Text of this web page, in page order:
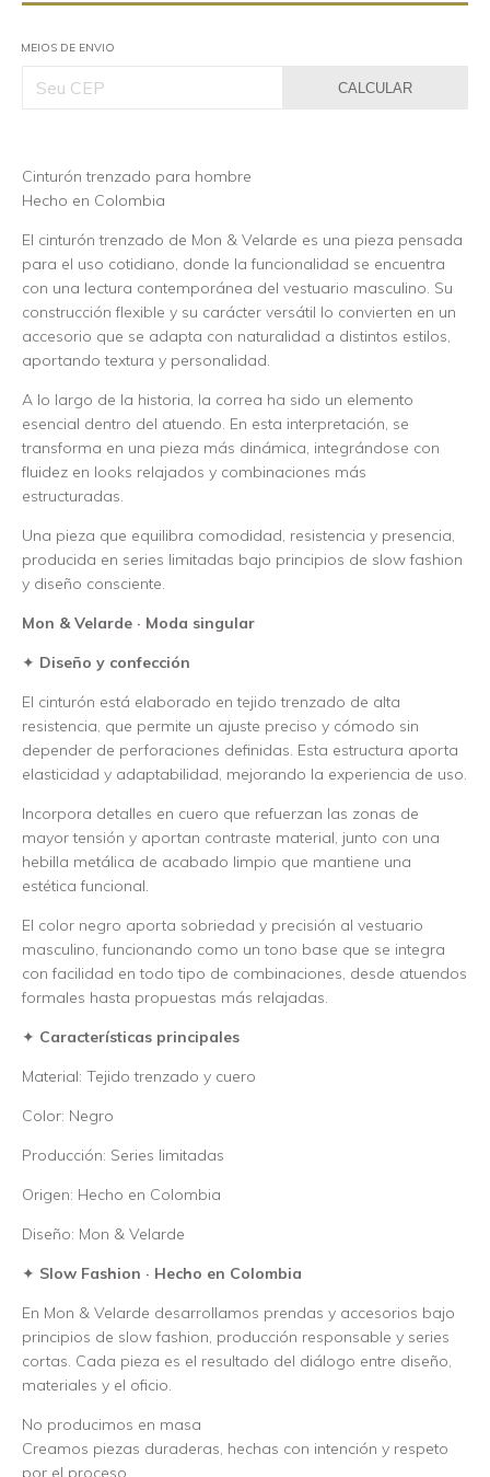
MEIOS DE ENVIO
CALCULAR
Cinturón trenzado para hombre
Hecho en Colombia
El cinturón trenzado de Mon & Velarde es una pieza pensada
para el uso cotidiano, donde la funcionalidad se encuentra
con una lectura contemporánea del vestuario masculino. Su
construcción flexible y su carácter versátil lo convierten en un
accesorio que se adapta con naturalidad a distintos estilos,
aportando textura y personalidad.
A lo largo de la historia, la correa ha sido un elemento
esencial dentro del atuendo. En esta interpretación, se
transforma en una pieza más dinámica, integrándose con
fluidez en looks relajados y combinaciones más
estructuradas.
Una pieza que equilibra comodidad, resistencia y presencia,
producida en series limitadas bajo principios de slow fashion
y diseño consciente.
Mon & Velarde · Moda singular
✦ Diseño y confección
El cinturón está elaborado en tejido trenzado de alta
resistencia, que permite un ajuste preciso y cómodo sin
depender de perforaciones definidas. Esta estructura aporta
elasticidad y adaptabilidad, mejorando la experiencia de uso.
Incorpora detalles en cuero que refuerzan las zonas de
mayor tensión y aportan contraste material, junto con una
hebilla metálica de acabado limpio que mantiene una
estética funcional.
El color negro aporta sobriedad y precisión al vestuario
masculino, funcionando como un tono base que se integra
con facilidad en todo tipo de combinaciones, desde atuendos
formales hasta propuestas más relajadas.
✦ Características principales
Material: Tejido trenzado y cuero
Color: Negro
Producción: Series limitadas
Origen: Hecho en Colombia
Diseño: Mon & Velarde
✦ Slow Fashion · Hecho en Colombia
En Mon & Velarde desarrollamos prendas y accesorios bajo
principios de slow fashion, producción responsable y series
cortas. Cada pieza es el resultado del diálogo entre diseño,
materiales y el oficio.
No producimos en masa
Creamos piezas duraderas, hechas con intención y respeto
por el proceso